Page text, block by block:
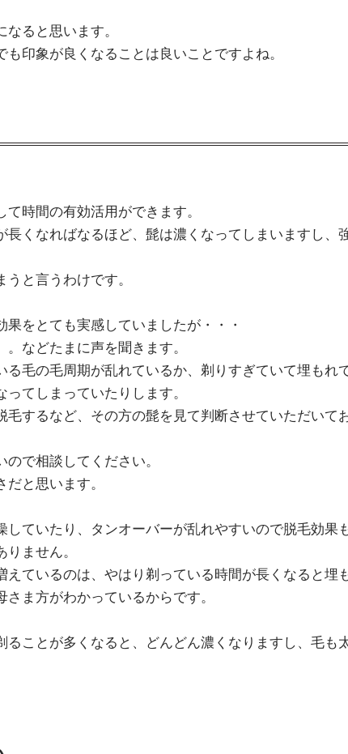
ると思います。
印象が良くなることは良いことですよね。
時間の有効活用ができます。
長くなればなるほど、髭は濃くなってしまいますし、
と言うわけです。
をとても実感していましたが・・・
などたまに声を聞きます。
る毛の毛周期が乱れているか、剃りすぎていて埋もれ
てしまっていたりします。
するなど、その方の髭を見て判断させていただいて
で相談してください。
と思います。
していたり、タンオーバーが乱れやすいので脱毛効果
ません。
ているのは、やはり剃っている時間が長くなると埋
ま方がわかっているからです。
ることが多くなると、どんどん濃くなりますし、毛も